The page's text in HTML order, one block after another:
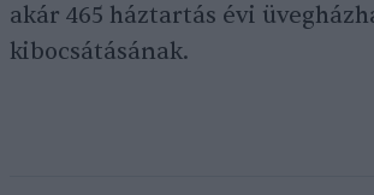
akár 465 háztartás évi
kibocsátásának.